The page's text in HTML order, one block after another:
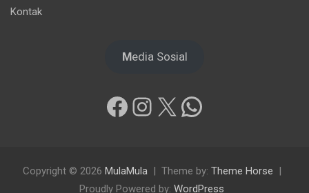
Kontak
Media Sosial
Facebook
Instagram
X WhatsApp
Copyright © 2026 MulaMula Theme by: Theme Horse
Proudly Powered by: WordPress